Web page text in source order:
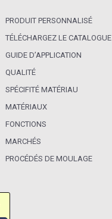
PRODUIT PERSONNALISÉ
TÉLÉCHARGEZ LE CATALOGUE
GUIDE DʼAPPLICATION
QUALITÉ
SPÉCIFITÉ MATÉRIAU
MATÉRIAUX
FONCTIONS
MARCHÉS
PROCÉDÉS DE MOULAGE